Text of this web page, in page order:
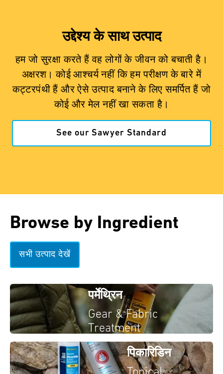
उद्देश्य के साथ उत्पाद
हम जो सुरक्षा करते हैं वह लोगों के जीवन को बचाती है।
अक्षरश। कोई आश्चर्य नहीं कि हम परीक्षण के बारे में
कट्टरपंथी हैं और ऐसे उत्पाद बनाने के लिए समर्पित हैं जो
कोई और मेल नहीं खा सकता है।
See our Sawyer Standard
Browse by Ingredient
सभी उत्पाद देखें
पर्मेथ्रिन
Gear & Fabric
Treatment
पिकारिडिन